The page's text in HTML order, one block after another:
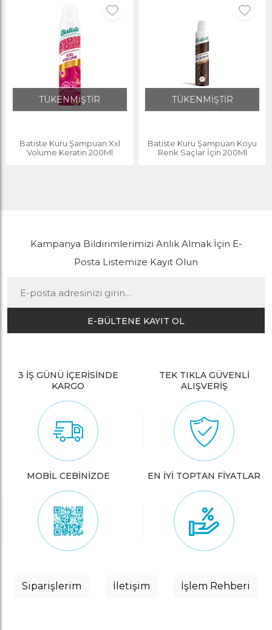
TÜKENMİŞTİR
Batiste Kuru Şampuan Xxl
Volume Keratin 200Ml
TÜKENMİŞTİR
Batiste Kuru Şampuan Koyu
Renk Saçlar İçin 200Ml
Kampanya Bildirimlerimizi Anlık Almak İçin E-
Posta Listemize Kayıt Olun
E-BÜLTENE KAYIT OL
3 İŞ GÜNÜ İÇERİSİNDE
KARGO
TEK TIKLA GÜVENLİ
ALIŞVERİŞ
MOBİL CEBİNİZDE EN İYİ TOPTAN FİYATLAR
Siparişlerim İletişim İşlem Rehberi